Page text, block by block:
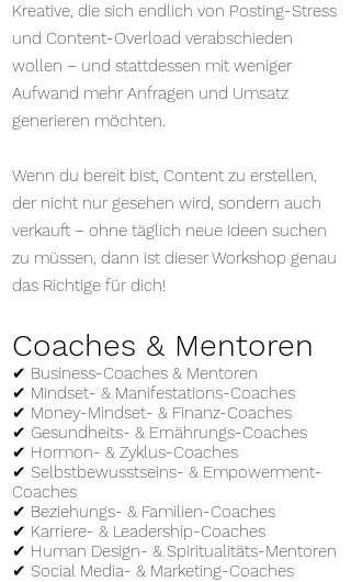
Kreative, die sich endlich von Posting-Stress
und Content-Overload verabschieden
wollen – und stattdessen mit weniger
Aufwand mehr Anfragen und Umsatz
generieren möchten.
Wenn du bereit bist, Content zu erstellen,
der nicht nur gesehen wird, sondern auch
verkauft – ohne täglich neue Ideen suchen
zu müssen, dann ist dieser Workshop genau
das Richtige für dich!
Coaches & Mentoren
✔ Business-Coaches & Mentoren
✔ Mindset- & Manifestations-Coaches
✔ Money-Mindset- & Finanz-Coaches
✔ Gesundheits- & Ernährungs-Coaches
✔ Hormon- & Zyklus-Coaches
✔ Selbstbewusstseins- & Empowerment-
Coaches
✔ Beziehungs- & Familien-Coaches
✔ Karriere- & Leadership-Coaches
✔ Human Design- & Spiritualitäts-Mentoren
✔ Social Media- & Marketing-Coaches